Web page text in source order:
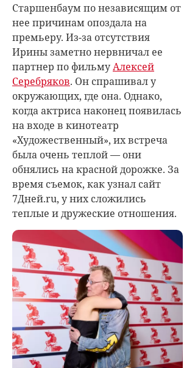
Старшенбаум по независящим от
нее причинам опоздала на
премьеру. Из-за отсутствия
Ирины заметно нервничал ее
партнер по фильмуАлексей
Серебряков. Он спрашивал у
окружающих, где она. Однако,
когда актриса наконец появилась
на входе в кинотеатр
«Художественный», их встреча
была очень теплой — они
обнялись на красной дорожке. За
время съемок, как узнал сайт
7Дней.ru, у них сложились
теплые и дружеские отношения.